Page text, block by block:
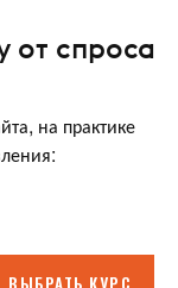
от спроса
на практике